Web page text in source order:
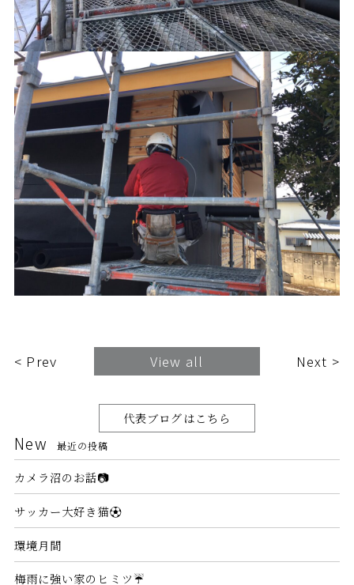
< Prev View all Next >
代表ブログはこちら
New 最近の投稿
カメラ沼のお話📷
サッカー大好き猫⚽
環境月間
梅雨に強い家のヒミツ☔